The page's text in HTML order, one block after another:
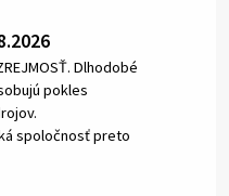
Dlhodobé
pokles
spoločnosť preto